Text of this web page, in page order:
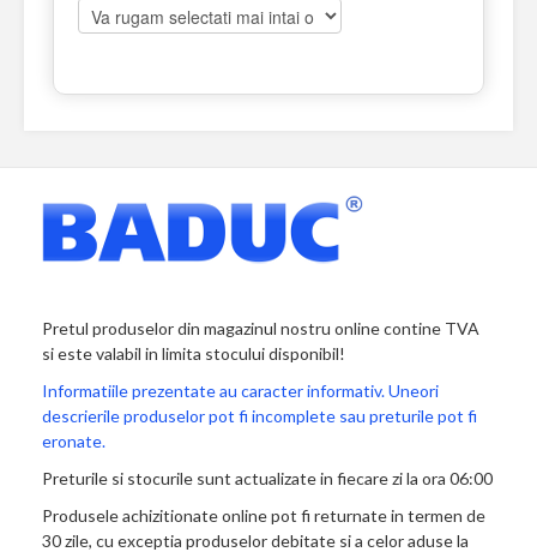
Pretul produselor din magazinul nostru online contine TVA
si este valabil in limita stocului disponibil!
Informatiile prezentate au caracter informativ. Uneori
descrierile produselor pot fi incomplete sau preturile pot fi
eronate.
Preturile si stocurile sunt actualizate in fiecare zi la ora 06:00
Produsele achizitionate online pot fi returnate in termen de
30 zile, cu exceptia produselor debitate si a celor aduse la